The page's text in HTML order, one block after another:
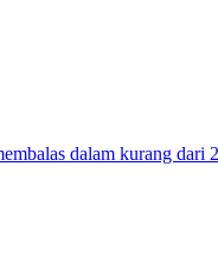
dalam kurang